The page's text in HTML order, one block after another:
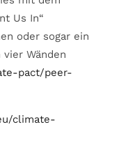
Us In“
oder sogar ein
Wänden
pact/peer-
climate-